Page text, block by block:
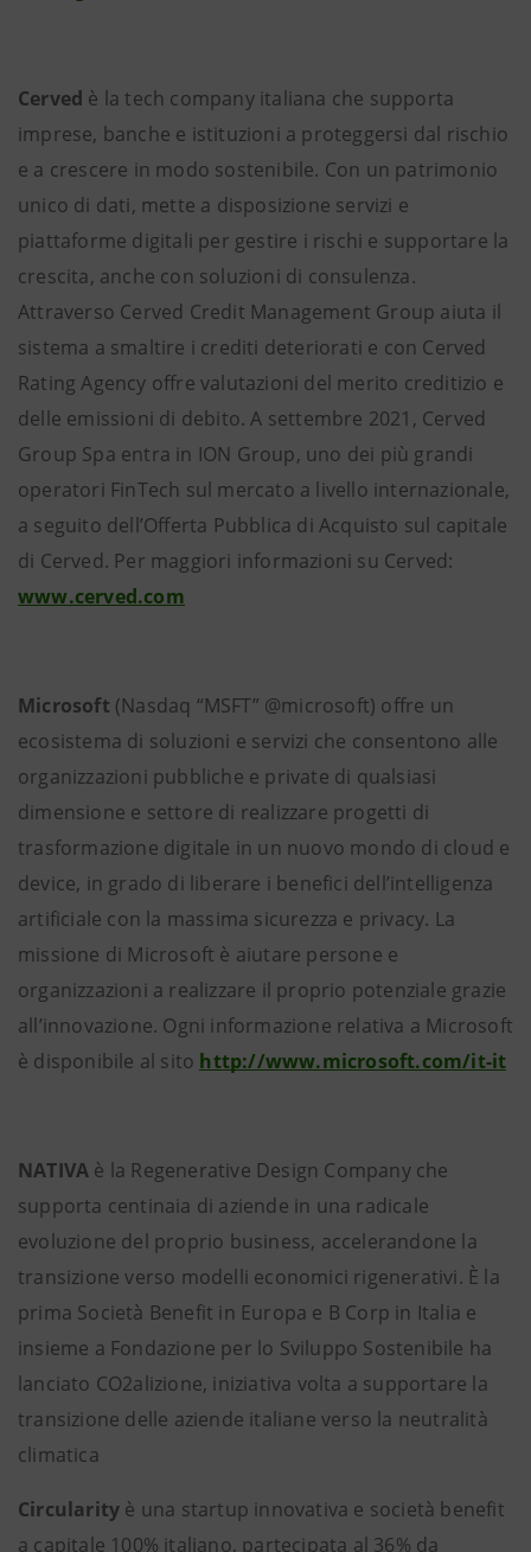
Cerved è la tech company italiana che supporta
imprese, banche e istituzioni a proteggersi dal rischio
e a crescere in modo sostenibile. Con un patrimonio
unico di dati, mette a disposizione servizi e
piattaforme digitali per gestire i rischi e supportare la
crescita, anche con soluzioni di consulenza.
Attraverso Cerved Credit Management Group aiuta il
sistema a smaltire i crediti deteriorati e con Cerved
Rating Agency offre valutazioni del merito creditizio e
delle emissioni di debito. A settembre 2021, Cerved
Group Spa entra in ION Group, uno dei più grandi
operatori FinTech sul mercato a livello internazionale,
a seguito dell’Offerta Pubblica di Acquisto sul capitale
di Cerved. Per maggiori informazioni su Cerved:
www.cerved.com
Microsoft (Nasdaq “MSFT” @microsoft) offre un
ecosistema di soluzioni e servizi che consentono alle
organizzazioni pubbliche e private di qualsiasi
dimensione e settore di realizzare progetti di
trasformazione digitale in un nuovo mondo di cloud e
device, in grado di liberare i benefici dell’intelligenza
artificiale con la massima sicurezza e privacy. La
missione di Microsoft è aiutare persone e
organizzazioni a realizzare il proprio potenziale grazie
all’innovazione. Ogni informazione relativa a Microsoft
è disponibile al sito http://www.microsoft.com/it-it
NATIVA è la Regenerative Design Company che
supporta centinaia di aziende in una radicale
evoluzione del proprio business, accelerandone la
transizione verso modelli economici rigenerativi. È la
prima Società Benefit in Europa e B Corp in Italia e
insieme a Fondazione per lo Sviluppo Sostenibile ha
lanciato CO2alizione, iniziativa volta a supportare la
transizione delle aziende italiane verso la neutralità
climatica
Circularity è una startup innovativa e società benefit
a capitale 100% italiano, partecipata al 36% da